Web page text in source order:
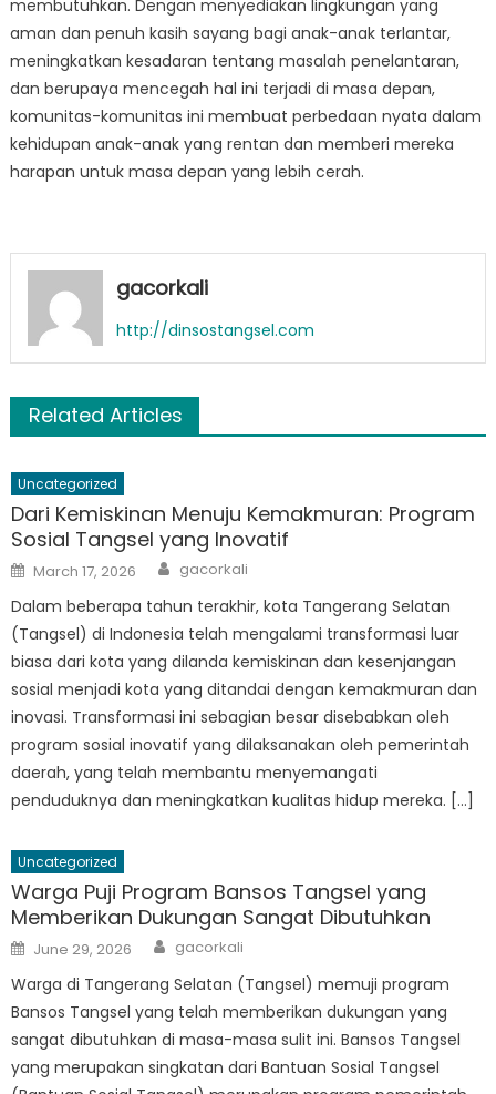
membutuhkan. Dengan menyediakan lingkungan yang
aman dan penuh kasih sayang bagi anak-anak terlantar,
meningkatkan kesadaran tentang masalah penelantaran,
dan berupaya mencegah hal ini terjadi di masa depan,
komunitas-komunitas ini membuat perbedaan nyata dalam
kehidupan anak-anak yang rentan dan memberi mereka
harapan untuk masa depan yang lebih cerah.
gacorkali
http://dinsostangsel.com
Related Articles
Uncategorized
Dari Kemiskinan Menuju Kemakmuran: Program
Sosial Tangsel yang Inovatif
Posted
on
March 17, 2026 Author
gacorkali
Dalam beberapa tahun terakhir, kota Tangerang Selatan
(Tangsel) di Indonesia telah mengalami transformasi luar
biasa dari kota yang dilanda kemiskinan dan kesenjangan
sosial menjadi kota yang ditandai dengan kemakmuran dan
inovasi. Transformasi ini sebagian besar disebabkan oleh
program sosial inovatif yang dilaksanakan oleh pemerintah
daerah, yang telah membantu menyemangati
penduduknya dan meningkatkan kualitas hidup mereka. […]
Uncategorized
Warga Puji Program Bansos Tangsel yang
Memberikan Dukungan Sangat Dibutuhkan
Posted
on
June 29, 2026 Author
gacorkali
Warga di Tangerang Selatan (Tangsel) memuji program
Bansos Tangsel yang telah memberikan dukungan yang
sangat dibutuhkan di masa-masa sulit ini. Bansos Tangsel
yang merupakan singkatan dari Bantuan Sosial Tangsel